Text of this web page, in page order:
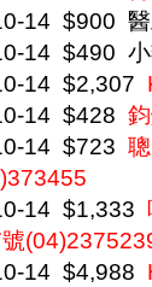
14 $900
14 $490
14 $2,307
14 $428
14 $723
14 $1,333
14 $4,988